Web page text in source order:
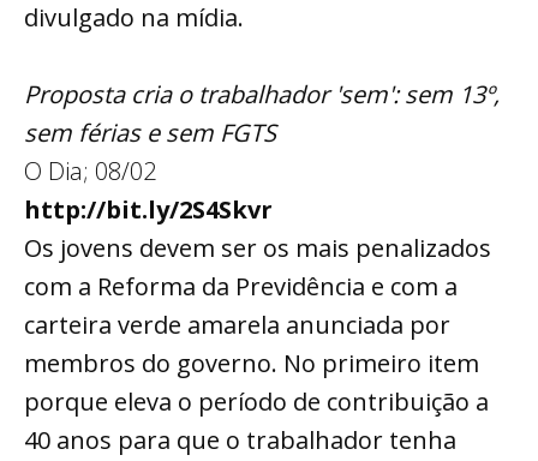
divulgado na mídia.
Proposta cria o trabalhador 'sem': sem 13º,
sem férias e sem FGTS
O Dia; 08/02
http://bit.ly/2S4Skvr
Os jovens devem ser os mais penalizados
com a Reforma da Previdência e com a
carteira verde amarela anunciada por
membros do governo. No primeiro item
porque eleva o período de contribuição a
40 anos para que o trabalhador tenha